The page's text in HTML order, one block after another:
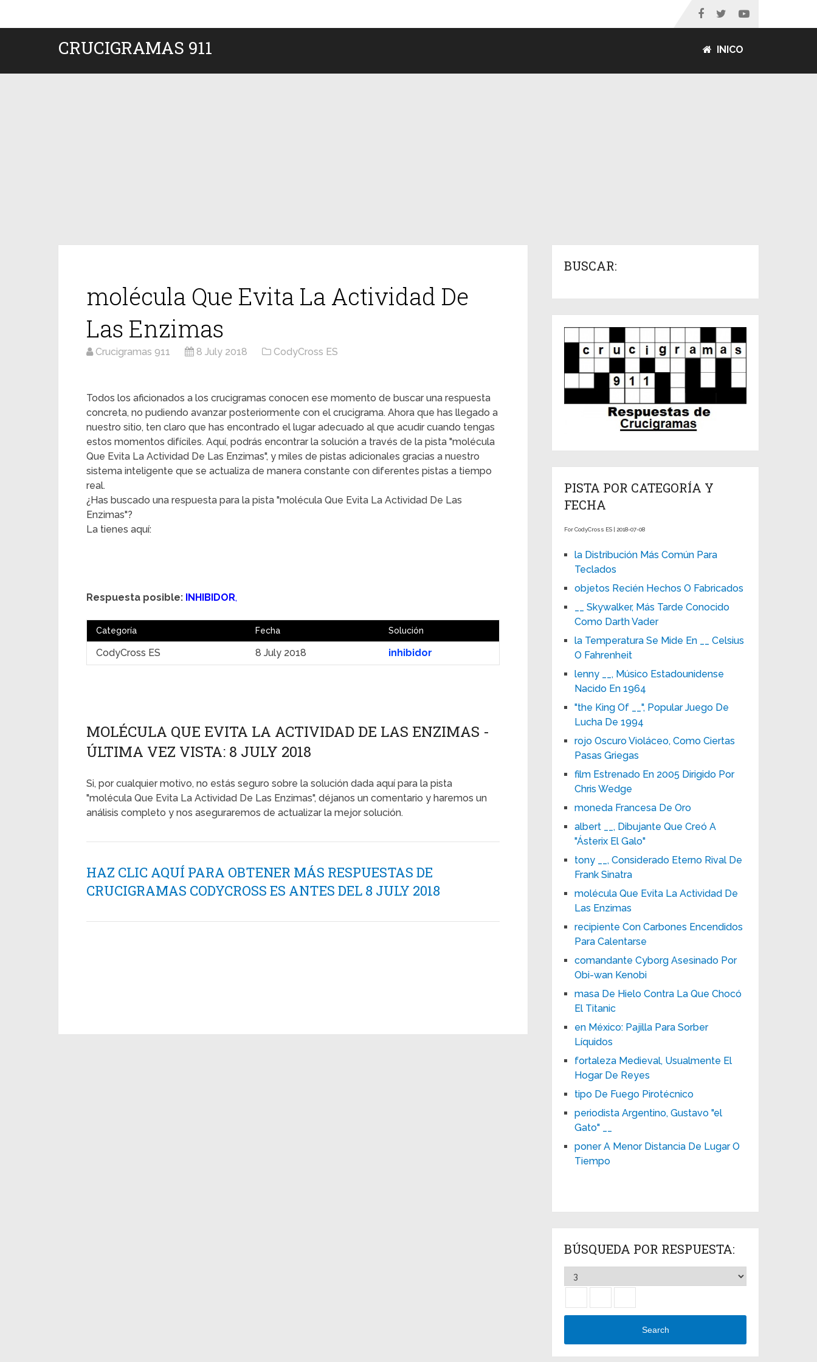
CRUCIGRAMAS 911 INICO
molécula Que Evita La Actividad De
Las Enzimas
Crucigramas 911 8 July 2018 CodyCross ES
Todos los aficionados a los crucigramas conocen ese momento de buscar una respuesta
concreta, no pudiendo avanzar posteriormente con el crucigrama. Ahora que has llegado a
nuestro sitio, ten claro que has encontrado el lugar adecuado al que acudir cuando tengas
estos momentos difíciles. Aquí, podrás encontrar la solución a través de la pista "molécula
Que Evita La Actividad De Las Enzimas", y miles de pistas adicionales gracias a nuestro
sistema inteligente que se actualiza de manera constante con diferentes pistas a tiempo
real.
¿Has buscado una respuesta para la pista "molécula Que Evita La Actividad De Las
Enzimas"?
La tienes aquí:
Respuesta posible: INHIBIDOR,
Categoría Fecha Solución
CodyCross ES 8 July 2018 inhibidor
MOLÉCULA QUE EVITA LA ACTIVIDAD DE LAS ENZIMAS -
ÚLTIMA VEZ VISTA: 8 JULY 2018
Si, por cualquier motivo, no estás seguro sobre la solución dada aquí para la pista
"molécula Que Evita La Actividad De Las Enzimas", déjanos un comentario y haremos un
análisis completo y nos aseguraremos de actualizar la mejor solución.
HAZ CLIC AQUÍ PARA OBTENER MÁS RESPUESTAS DE
CRUCIGRAMAS CODYCROSS ES ANTES DEL 8 JULY 2018
BUSCAR:
PISTA POR CATEGORÍA Y
FECHA
For CodyCross ES | 2018-07-08
la Distribución Más Común Para
Teclados
objetos Recién Hechos O Fabricados
__ Skywalker, Más Tarde Conocido
Como Darth Vader
la Temperatura Se Mide En __ Celsius
O Fahrenheit
lenny __, Músico Estadounidense
Nacido En 1964
"the King Of __", Popular Juego De
Lucha De 1994
rojo Oscuro Violáceo, Como Ciertas
Pasas Griegas
film Estrenado En 2005 Dirigido Por
Chris Wedge
moneda Francesa De Oro
albert __, Dibujante Que Creó A
"Ásterix El Galo"
tony __, Considerado Eterno Rival De
Frank Sinatra
molécula Que Evita La Actividad De
Las Enzimas
recipiente Con Carbones Encendidos
Para Calentarse
comandante Cyborg Asesinado Por
Obi-wan Kenobi
masa De Hielo Contra La Que Chocó
El Titanic
en México: Pajilla Para Sorber
Líquidos
fortaleza Medieval, Usualmente El
Hogar De Reyes
tipo De Fuego Pirotécnico
periodista Argentino, Gustavo "el
Gato" __
poner A Menor Distancia De Lugar O
Tiempo
BÚSQUEDA POR RESPUESTA:
Search